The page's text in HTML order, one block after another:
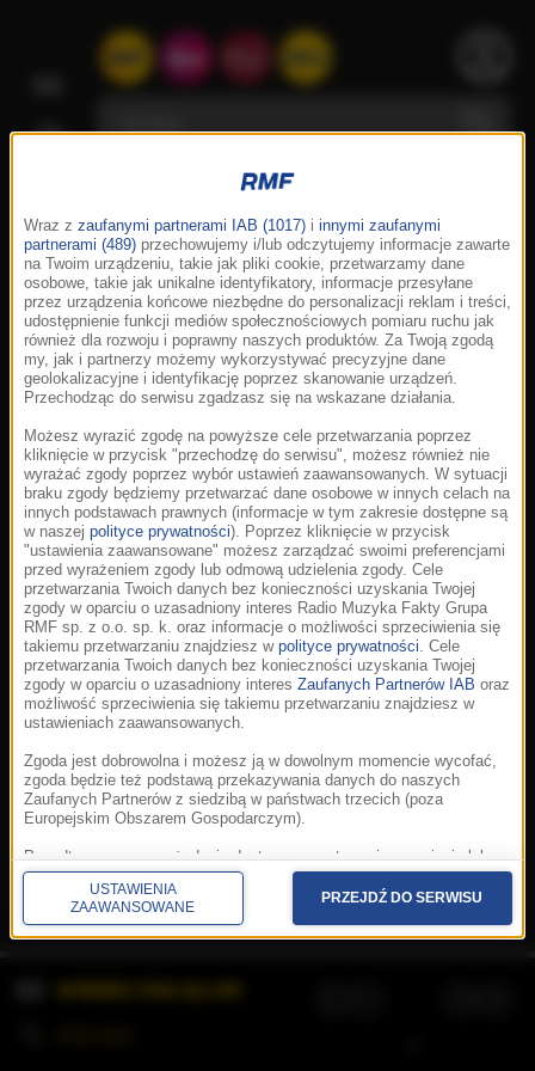
Korzystanie z portalu oznacza akceptację
Prywatność.Aplikacje.© 2026 Radio Muzyka
Fakty Grupa RMF sp. z o.o. sp. k.
Wraz z zaufanymi partnerami IAB (1017) i innymi zaufanymi
partnerami (489) przechowujemy i/lub odczytujemy informacje zawarte
na Twoim urządzeniu, takie jak pliki cookie, przetwarzamy dane
osobowe, takie jak unikalne identyfikatory, informacje przesyłane
przez urządzenia końcowe niezbędne do personalizacji reklam i treści,
udostępnienie funkcji mediów społecznościowych pomiaru ruchu jak
również dla rozwoju i poprawny naszych produktów. Za Twoją zgodą
my, jak i partnerzy możemy wykorzystywać precyzyjne dane
geolokalizacyjne i identyfikację poprzez skanowanie urządzeń.
Przechodząc do serwisu zgadzasz się na wskazane działania.
Możesz wyrazić zgodę na powyższe cele przetwarzania poprzez
kliknięcie w przycisk "przechodzę do serwisu", możesz również nie
wyrażać zgody poprzez wybór ustawień zaawansowanych. W sytuacji
braku zgody będziemy przetwarzać dane osobowe w innych celach na
innych podstawach prawnych (informacje w tym zakresie dostępne są
w naszej polityce prywatności). Poprzez kliknięcie w przycisk
"ustawienia zaawansowane" możesz zarządzać swoimi preferencjami
przed wyrażeniem zgody lub odmową udzielenia zgody. Cele
przetwarzania Twoich danych bez konieczności uzyskania Twojej
zgody w oparciu o uzasadniony interes Radio Muzyka Fakty Grupa
RMF sp. z o.o. sp. k. oraz informacje o możliwości sprzeciwienia się
takiemu przetwarzaniu znajdziesz w polityce prywatności. Cele
przetwarzania Twoich danych bez konieczności uzyskania Twojej
zgody w oparciu o uzasadniony interes Zaufanych Partnerów IAB oraz
możliwość sprzeciwienia się takiemu przetwarzaniu znajdziesz w
ustawieniach zaawansowanych.
Zgoda jest dobrowolna i możesz ją w dowolnym momencie wycofać,
zgoda będzie też podstawą przekazywania danych do naszych
Zaufanych Partnerów z siedzibą w państwach trzecich (poza
Europejskim Obszarem Gospodarczym).
Ponadto masz prawo żądania dostępu, sprostowania, usunięcia lub
ograniczenia przetwarzania danych, a także złożenia skargi do
Prezesa Urzędu Ochrony Danych Osobowych. W polityce prywatności
znajdziesz informacje jak wykonać swoje prawa. Szczegółowe
informacje na temat przetwarzania Twoich danych znajdują się w
USTAWIENIA
ZAAWANSOWANE
PRZEJDŹ DO SERWISU